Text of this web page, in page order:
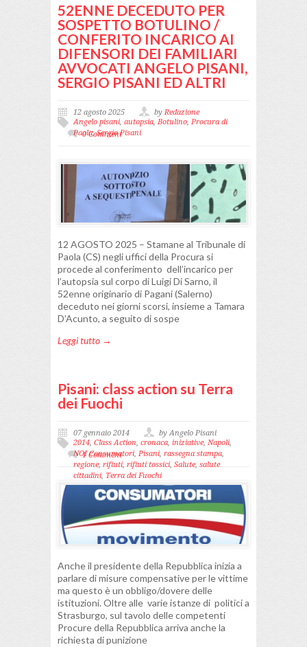
52ENNE DECEDUTO PER
SOSPETTO BOTULINO /
CONFERITO INCARICO AI
DIFENSORI DEI FAMILIARI
AVVOCATI ANGELO PISANI,
SERGIO PISANI ED ALTRI
12 agosto 2025 byRedazione
Angelo pisani, autopsia, Botulino, Procura di
Paola,Sergio Pisani
0 Comment
12 AGOSTO 2025 – Stamane al Tribunale di
Paola (CS) negli uffici della Procura si
procede al conferimento dell’incarico per
l’autopsia sul corpo di Luigi Di Sarno, il
52enne originario di Pagani (Salerno)
deceduto nei giorni scorsi, insieme a Tamara
D’Acunto, a seguito di sospe
Leggi tutto →
Pisani: class action su Terra
dei Fuochi
07 gennaio 2014
by Angelo Pisani
2014, Class Action, cronaca, iniziative, Napoli,
NOI Consumatori, Pisani, rassegna stampa,
regione, rifiuti, rifiuti tossici, Salute, salute
cittadini, Terra dei Fuochi
1 Comment
Anche il presidente della Repubblica inizia a
parlare di misure compensative per le vittime
ma questo è un obbligo/dovere delle
istituzioni. Oltre alle varie istanze di politici a
Strasburgo, sul tavolo delle competenti
Procure della Repubblica arriva anche la
richiesta di punizione